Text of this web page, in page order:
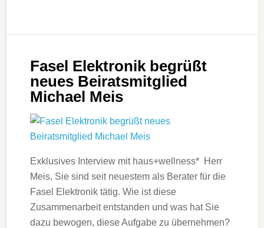
Fasel Elektronik begrüßt
neues Beiratsmitglied
Michael Meis
Exklusives Interview mit haus+wellness* Herr
Meis, Sie sind seit neuestem als Berater für die
Fasel Elektronik tätig. Wie ist diese
Zusammenarbeit entstanden und was hat Sie
dazu bewogen, diese Aufgabe zu übernehmen?